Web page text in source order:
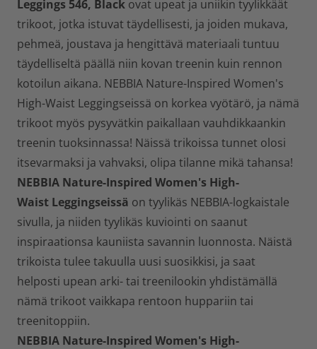
Leggings 546, Black ovat upeat ja uniikin tyylikkäät
trikoot, jotka istuvat täydellisesti, ja joiden mukava,
pehmeä, joustava ja hengittävä materiaali tuntuu
täydelliseltä päällä niin kovan treenin kuin rennon
kotoilun aikana. NEBBIA Nature-Inspired Women's
High-Waist Leggingseissä on korkea vyötärö, ja nämä
trikoot myös pysyvätkin paikallaan vauhdikkaankin
treenin tuoksinnassa! Näissä trikoissa tunnet olosi
itsevarmaksi ja vahvaksi, olipa tilanne mikä tahansa!
NEBBIA Nature-Inspired Women's High-
Waist Leggingseissä on tyylikäs NEBBIA-logkaistale
sivulla, ja niiden tyylikäs kuviointi on saanut
inspiraationsa kauniista savannin luonnosta. Näistä
trikoista tulee takuulla uusi suosikkisi, ja saat
helposti upean arki- tai treenilookin yhdistämällä
nämä trikoot vaikkapa rentoon huppariin tai
treenitoppiin.
NEBBIA Nature-Inspired Women's High-